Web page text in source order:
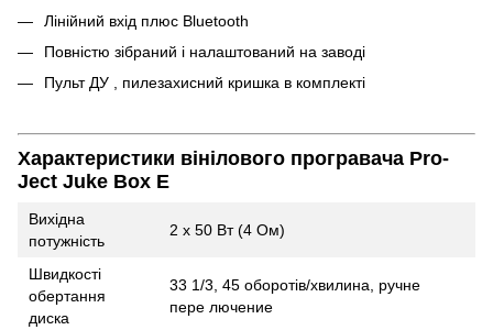
Лінійний вхід плюс Bluetooth
Повністю зібраний і налаштований на заводі
Пульт ДУ , пилезахисний кришка в комплекті
Характеристики вінілового програвача Pro-
Ject Juke Box E
Вихідна
потужність
2 х 50 Вт (4 Ом)
Швидкості
обертання
диска
33 1/3, 45 оборотів/хвилина, ручне
пере лючение